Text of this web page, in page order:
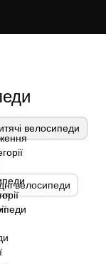
велосипеди
велосипеди